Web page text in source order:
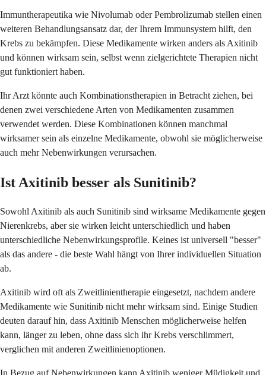
Immuntherapeutika wie Nivolumab oder Pembrolizumab stellen einen
weiteren Behandlungsansatz dar, der Ihrem Immunsystem hilft, den
Krebs zu bekämpfen. Diese Medikamente wirken anders als Axitinib
und können wirksam sein, selbst wenn zielgerichtete Therapien nicht
gut funktioniert haben.
Ihr Arzt könnte auch Kombinationstherapien in Betracht ziehen, bei
denen zwei verschiedene Arten von Medikamenten zusammen
verwendet werden. Diese Kombinationen können manchmal
wirksamer sein als einzelne Medikamente, obwohl sie möglicherweise
auch mehr Nebenwirkungen verursachen.
Ist Axitinib besser als Sunitinib?
Sowohl Axitinib als auch Sunitinib sind wirksame Medikamente gegen
Nierenkrebs, aber sie wirken leicht unterschiedlich und haben
unterschiedliche Nebenwirkungsprofile. Keines ist universell "besser"
als das andere - die beste Wahl hängt von Ihrer individuellen Situation
ab.
Axitinib wird oft als Zweitlinientherapie eingesetzt, nachdem andere
Medikamente wie Sunitinib nicht mehr wirksam sind. Einige Studien
deuten darauf hin, dass Axitinib Menschen möglicherweise helfen
kann, länger zu leben, ohne dass sich ihr Krebs verschlimmert,
verglichen mit anderen Zweitlinienoptionen.